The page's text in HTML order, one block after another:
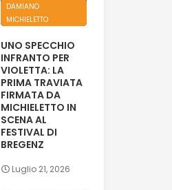
DAMIANO
MICHIELETTO
UNO SPECCHIO
INFRANTO PER
VIOLETTA: LA
PRIMA TRAVIATA
FIRMATA DA
MICHIELETTO IN
SCENA AL
FESTIVAL DI
BREGENZ
Luglio 21, 2026